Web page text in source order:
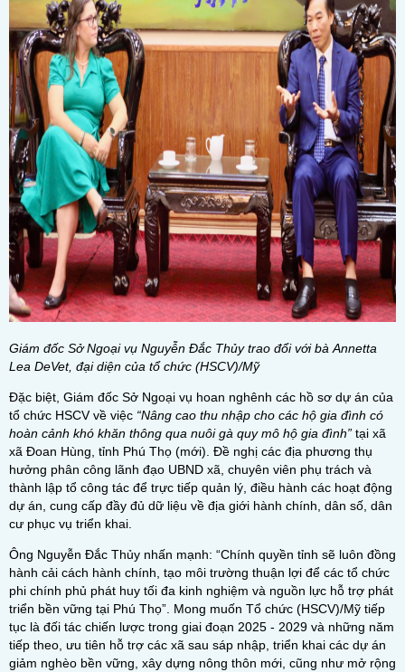
Giám đốc Sở Ngoại vụ Nguyễn Đắc Thủy trao đổi với bà Annetta
Lea DeVet, đại diện của tổ chức (HSCV)/Mỹ
Đặc biệt, Giám đốc Sở Ngoại vụ hoan nghênh các hồ sơ dự án của
tổ chức HSCV về việc “Nâng cao thu nhập cho các hộ gia đình có
hoàn cảnh khó khăn thông qua nuôi gà quy mô hộ gia đình” tại xã
xã Đoan Hùng, tỉnh Phú Thọ (mới). Đề nghị các địa phương thụ
hưởng phân công lãnh đạo UBND xã, chuyên viên phụ trách và
thành lập tổ công tác để trực tiếp quản lý, điều hành các hoạt động
dự án, cung cấp đầy đủ dữ liệu về địa giới hành chính, dân số, dân
cư phục vụ triển khai.
Ông Nguyễn Đắc Thủy nhấn mạnh: “Chính quyền tỉnh sẽ luôn đồng
hành cải cách hành chính, tạo môi trường thuận lợi để các tổ chức
phi chính phủ phát huy tối đa kinh nghiệm và nguồn lực hỗ trợ phát
triển bền vững tại Phú Thọ”. Mong muốn Tổ chức (HSCV)/Mỹ tiếp
tục là đối tác chiến lược trong giai đoạn 2025 - 2029 và những năm
tiếp theo, ưu tiên hỗ trợ các xã sau sáp nhập, triển khai các dự án
giảm nghèo bền vững, xây dựng nông thôn mới, cũng như mở rộng